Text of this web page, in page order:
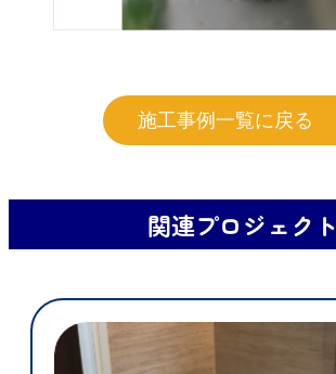
施工事例一覧に戻る
関連プロジェクト